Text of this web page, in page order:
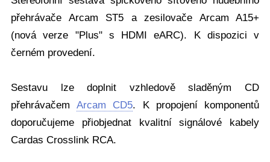
přehrávače Arcam ST5 a zesilovače Arcam A15+
(nová verze "Plus" s HDMI eARC). K dispozici v
černém provedení.
Sestavu lze doplnit vzhledově sladěným CD
přehrávačemArcam CD5. K propojení komponentů
doporučujeme přiobjednat kvalitní signálové kabely
Cardas Crosslink RCA.